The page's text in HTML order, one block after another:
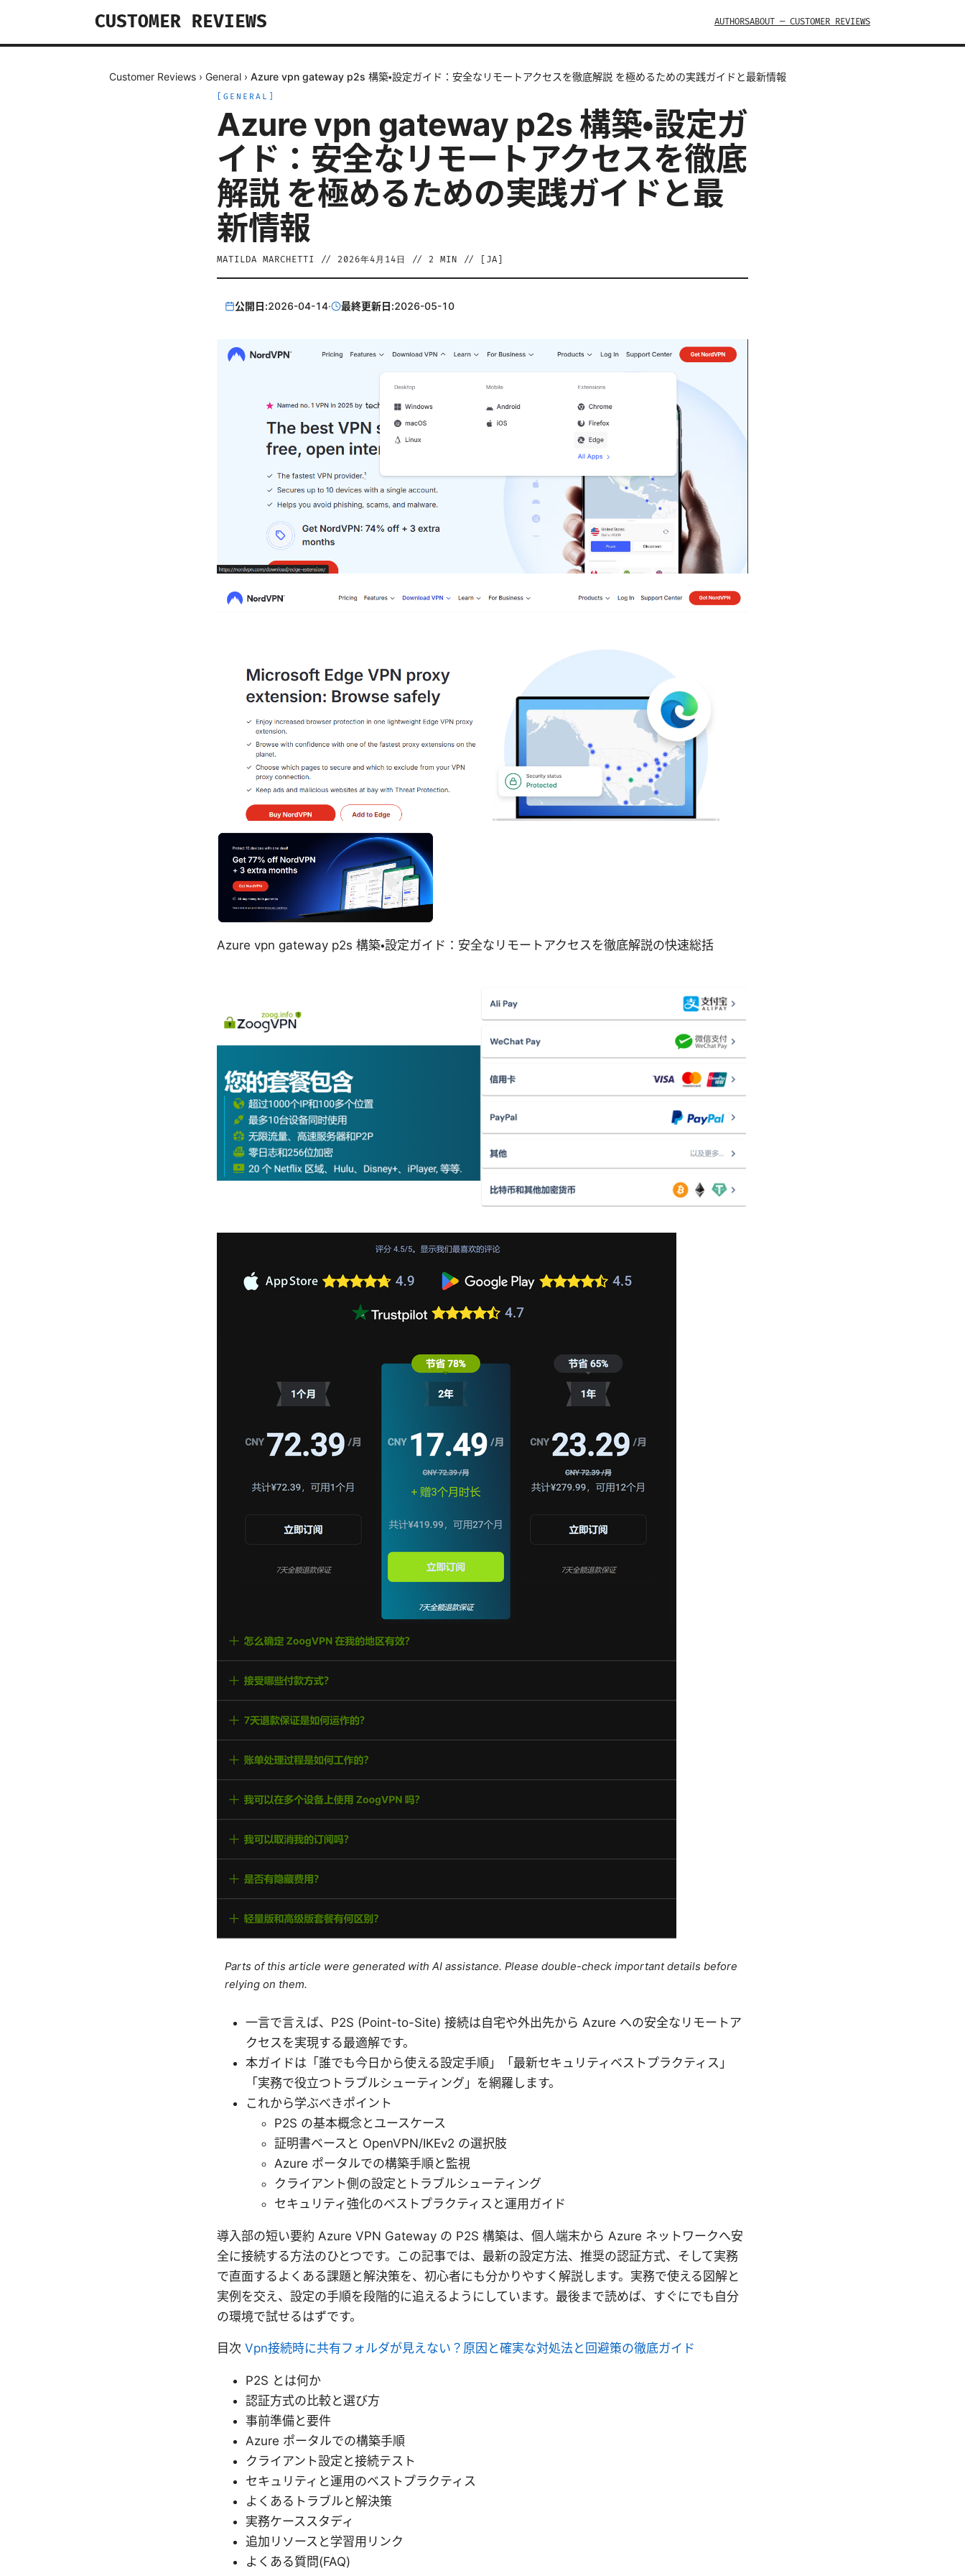
CUSTOMER REVIEWS AUTHORSABOUT — CUSTOMER REVIEWS
Customer Reviews › General › Azure vpn gateway p2s 構築・設定ガイド：安全なリモートアクセスを徹底解説 を極めるための実践ガイドと最新情報
GENERAL
Azure vpn gateway p2s 構築・設定ガ
イド：安全なリモートアクセスを徹底
解説 を極めるための実践ガイドと最
新情報
MATILDA MARCHETTI // 2026年4月14日 // 2 MIN // [ JA
公開日:2026-04-14· 最終更新日:2026-05-10
Azure vpn gateway p2s 構築・設定ガイド：安全なリモートアクセスを徹底解説の快速総括
Parts of this article were generated with AI assistance. Please double-check important details before
relying on them.
一言で言えば、P2S (Point-to-Site) 接続は自宅や外出先から Azure への安全なリモートア
クセスを実現する最適解です。
本ガイドは「誰でも今日から使える設定手順」「最新セキュリティベストプラクティス」
「実務で役立つトラブルシューティング」を網羅します。
これから学ぶべきポイント
P2S の基本概念とユースケース
証明書ベースと OpenVPN/IKEv2 の選択肢
Azure ポータルでの構築手順と監視
クライアント側の設定とトラブルシューティング
セキュリティ強化のベストプラクティスと運用ガイド
導入部の短い要約 Azure VPN Gateway の P2S 構築は、個人端末から Azure ネットワークへ安
全に接続する方法のひとつです。この記事では、最新の設定方法、推奨の認証方式、そして実務
で直面するよくある課題と解決策を、初心者にも分かりやすく解説します。実務で使える図解と
実例を交え、設定の手順を段階的に追えるようにしています。最後まで読めば、すぐにでも自分
の環境で試せるはずです。
目次 Vpn接続時に共有フォルダが見えない？原因と確実な対処法と回避策の徹底ガイド
P2S とは何か
認証方式の比較と選び方
事前準備と要件
Azure ポータルでの構築手順
クライアント設定と接続テスト
セキュリティと運用のベストプラクティス
よくあるトラブルと解決策
実務ケーススタディ
追加リソースと学習用リンク
よくある質問(FAQ)